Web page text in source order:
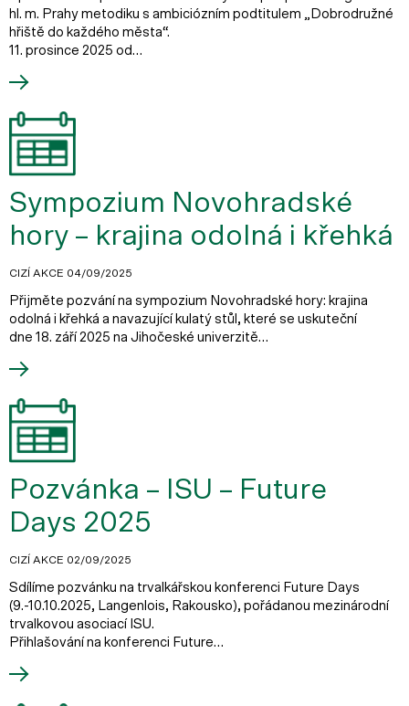
hl. m. Prahy metodiku s ambiciózním podtitulem „Dobrodružné
hřiště do každého města“.
11. prosince 2025 od…
Sympozium Novohradské
hory – krajina odolná i křehká
CIZÍ AKCE 04/09/2025
Přijměte pozvání na sympozium Novohradské hory: krajina
odolná i křehká a navazující kulatý stůl, které se uskuteční
dne 18. září 2025 na Jihočeské univerzitě…
Pozvánka – ISU – Future
Days 2025
CIZÍ AKCE 02/09/2025
Sdílíme pozvánku na trvalkářskou konferenci Future Days
(9.-10.10.2025, Langenlois, Rakousko), pořádanou mezinárodní
trvalkovou asociací ISU.
Přihlašování na konferenci Future…